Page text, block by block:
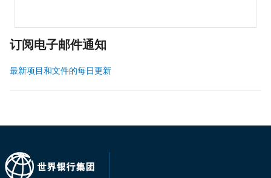
订阅电子邮件通知
最新项目和文件的每日更新